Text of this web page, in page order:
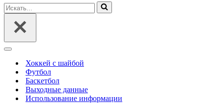
Искать...
Меню
навигацииХоккей с шайбой
Футбол
Баскетбол
Выходные данные
Использование информации